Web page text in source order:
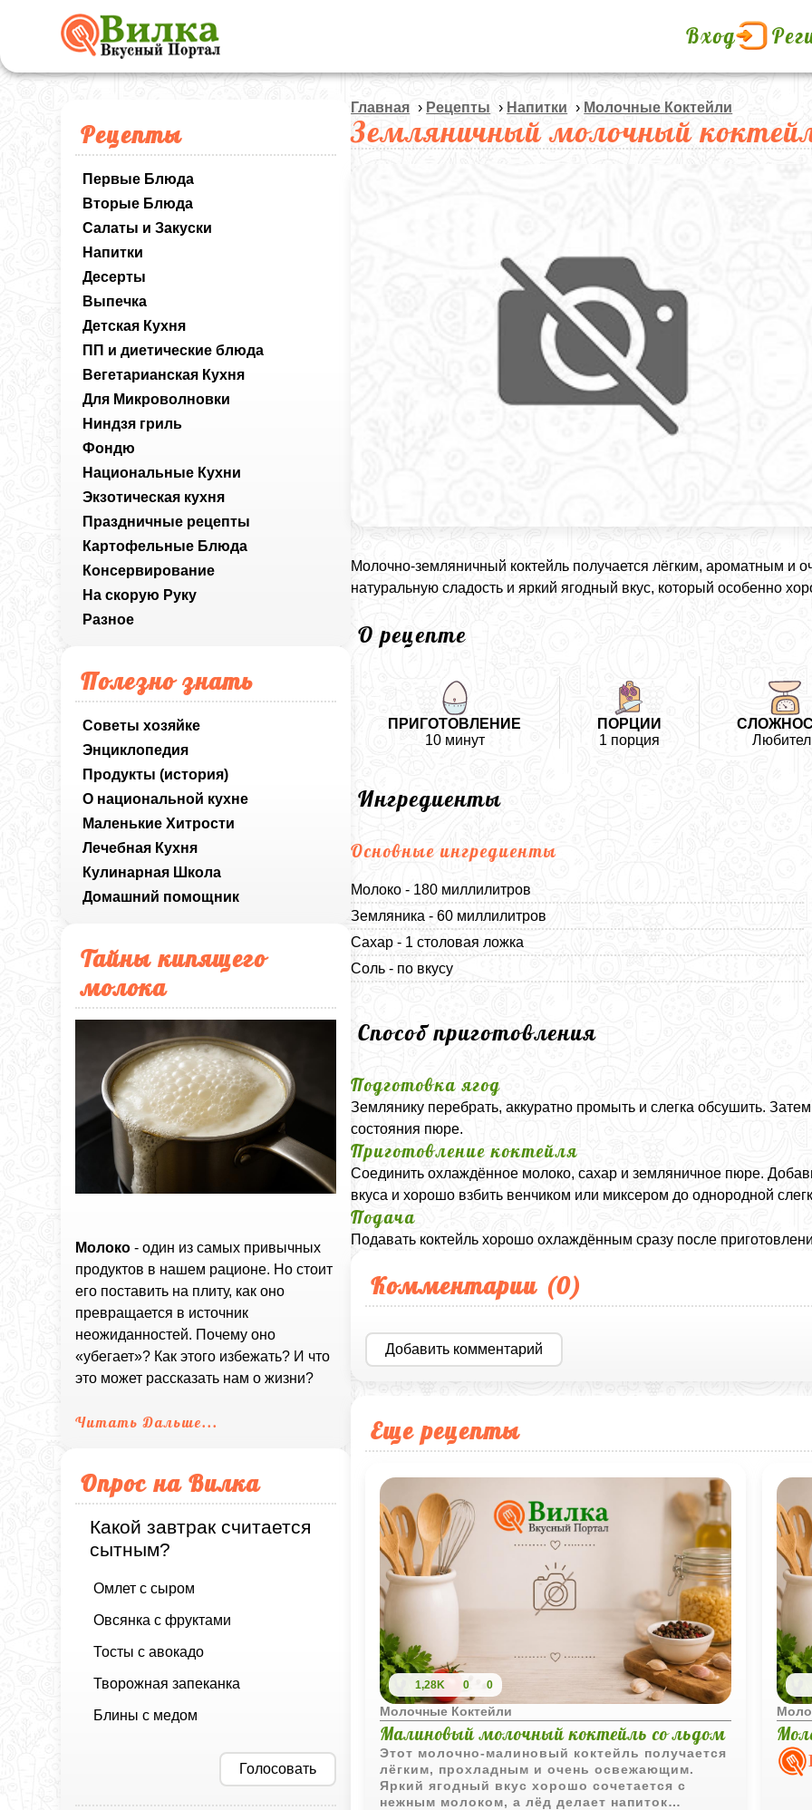
Вход
Рецепты
Первые Блюда
Вторые Блюда
Салаты и Закуски
Напитки
Десерты
Выпечка
Детская Кухня
ПП и диетические блюда
Вегетарианская Кухня
Для Микроволновки
Ниндзя гриль
Фондю
Национальные Кухни
Экзотическая кухня
Праздничные рецепты
Картофельные Блюда
Консервирование
На скорую Руку
Разное
Полезно знать
Советы хозяйке
Энциклопедия
Продукты (история)
О национальной кухне
Маленькие Хитрости
Лечебная Кухня
Кулинарная Школа
Домашний помощник
Тайны кипящего
молока
Молоко - один из самых привычных
продуктов в нашем рационе. Но стоит
его поставить на плиту, как оно
превращается в источник
неожиданностей. Почему оно
«убегает»? Как этого избежать? И что
это может рассказать нам о жизни?
Читать Дальше...
Опрос на Вилка
Какой завтрак считается
сытным?
Омлет с сыром
Овсянка с фруктами
Тосты с авокадо
Творожная запеканка
Блины с медом
Голосовать
Главная › Рецепты › Напитки › Молочные Коктейли
Земляничный молочный
Молочно-земляничный коктейль получается лёгким, ароматным и
натуральную сладость и яркий ягодный вкус, который особенно
О рецепте
ПРИГОТОВЛЕНИЕ
10 минут
ПОРЦИИ
1 порция
Ингредиенты
Основные ингредиенты
Молоко - 180 миллилитров
Земляника - 60 миллилитров
Сахар - 1 столовая ложка
Соль - по вкусу
Способ приготовления
Подготовка ягод
Землянику перебрать, аккуратно промыть и слегка обсушить.
состояния пюре.
Приготовление коктейля
Соединить охлаждённое молоко, сахар и земляничное пюре.
вкуса и хорошо взбить венчиком или миксером до однородной
Подача
Подавать коктейль хорошо охлаждённым сразу после
Комментарии (0)
Добавить комментарий
Еще рецепты
1,28K 0 0
Молочные Коктейли
Малиновый молочный коктейль со льдом
Этот молочно-малиновый коктейль получается
лёгким, прохладным и очень освежающим.
Яркий ягодный вкус хорошо сочетается с
нежным молоком, а лёд делает напиток